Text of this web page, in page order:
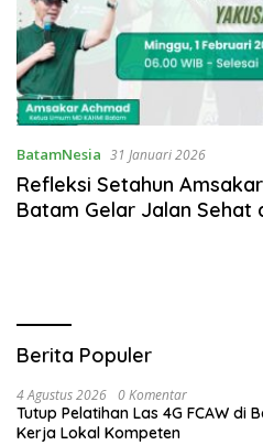
BatamNesia 31 Januari 2026
Refleksi Setahun
Batam Gelar Jalan Sehat
Berita Populer
4 Agustus 2026 0 Komentar
Tutup Pelatihan Las 4G FCAW di
Kerja Lokal Kompeten